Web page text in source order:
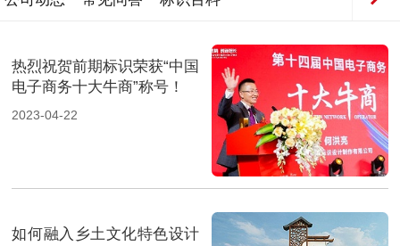
热烈祝贺前期标识荣获“中国
电子商务十大牛商”称号！
2023-04-22
如何融入乡土文化特色设计